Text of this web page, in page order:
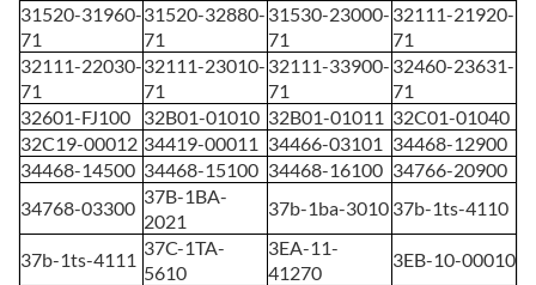
31520-31960-
71
31520-32880-
71
31530-23000-
71
32111-21920-
71
32111-22030-
71
32111-23010-
71
32111-33900-
71
32460-23631-
71
32601-FJ100
32B01-01010 32B01-01011 32C01-01040
32C19-00012 34419-00011 34466-03101 34468-12900
34468-14500 34468-15100 34468-16100 34766-20900
34768-03300
37B-1BA-
2021
37b-1ba-3010 37b-1ts-4110
37b-1ts-4111
37C-1TA-
5610
3EA-11-
41270
3EB-10-00010